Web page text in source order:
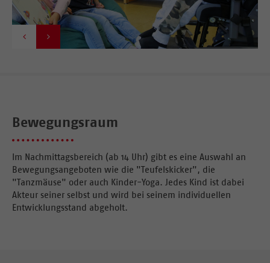
 
Bewegungsraum
Im Nachmittagsbereich (ab 14 Uhr) gibt es eine Auswahl an
Bewegungsangeboten wie die "Teufelskicker", die
"Tanzmäuse" oder auch Kinder-Yoga. Jedes Kind ist dabei
Akteur seiner selbst und wird bei seinem individuellen
Entwicklungsstand abgeholt.